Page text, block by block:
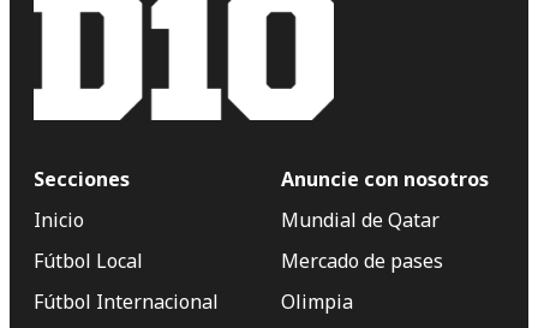
Secciones
Inicio
Fútbol Local
Fútbol Internacional
Anuncie con nosotros
Mundial de Qatar
Mercado de pases
Olimpia